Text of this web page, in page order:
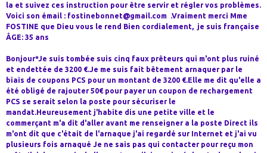
la et suivez ces instruction pour être servir et régler vos problèmes.
Voici son émail : fostinebonnet@gmail.com .Vraiment merci Mme
FOSTINE que Dieu vous le rend Bien cordialement, je suis française
ÂGE: 35 ans
Bonjour*Je suis tombée suis cinq faux prêteurs qui m'ont plus ruiné
et endettée de 3200 €.Je me suis fait bêtement arnaquer par le
biais de coupons PCS pour un montant de 3200 €.Elle me dit qu'elle a
été obligé de rajouter 50€ pour payer un coupon de rechargement
PCS se serait selon la poste pour sécuriser le
mandat.Heureusement j'habite dis une petite ville et le
commerçant m'a dit d'aller avant me renseigner a la poste Direct ils
m'ont dit que c'était de l'arnaque j'ai regardé sur Internet et j'ai vu
plusieurs fois arnaqué Je ne sais pas qui contacter pour reçu mon